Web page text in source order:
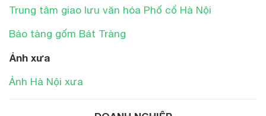
Trung tâm giao lưu văn hóa Phố cổ Hà Nội
Bảo tàng gốm Bát Tràng
Ảnh xưa
Ảnh Hà Nội xưa